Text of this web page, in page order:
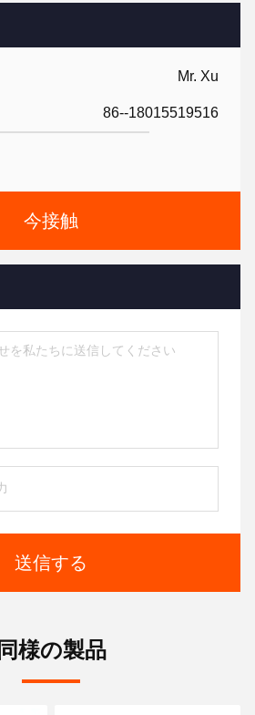
Mr. Xu
86--18015519516
今接触
送信する
同様の製品